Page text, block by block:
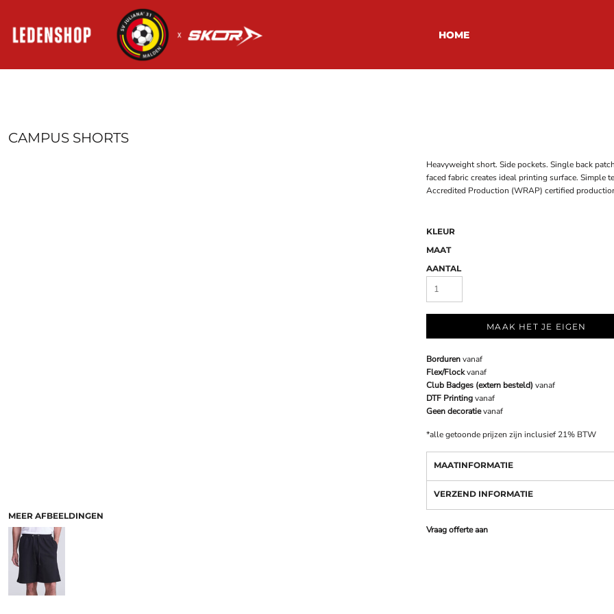
HOME
CAMPUS SHORTS
MEER AFBEELDINGEN
Heavyweight short. Side pockets. Single back
faced fabric creates ideal printing surface. Simple
Accredited Production (WRAP) certified
KLEUR
MAAT
AANTAL
MAAK HET JE EIGEN
Bordurenvanaf
Flex/Flockvanaf
Club Badges (extern besteld) vanaf
DTF Printingvanaf
Geen decoratievanaf
*alle getoonde prijzen zijn inclusief 21% BTW
MAATINFORMATIE
VERZEND INFORMATIE
Vraag offerte aan
REGISTREER